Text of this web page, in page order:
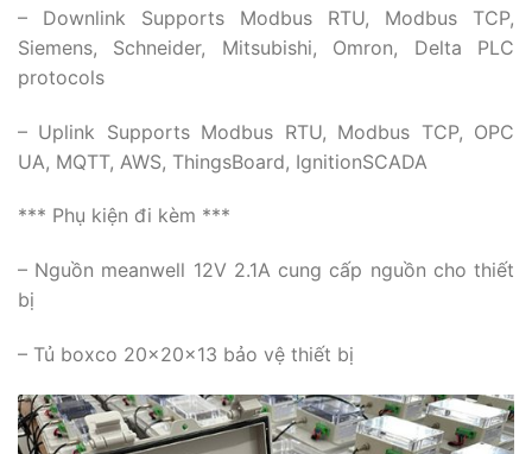
– Downlink Supports Modbus RTU, Modbus TCP,
Siemens, Schneider, Mitsubishi, Omron, Delta PLC
protocols
– Uplink Supports Modbus RTU, Modbus TCP, OPC
UA, MQTT, AWS, ThingsBoard, IgnitionSCADA
*** Phụ kiện đi kèm ***
– Nguồn meanwell 12V 2.1A cung cấp nguồn cho thiết
bị
– Tủ boxco 20x20x13 bảo vệ thiết bị